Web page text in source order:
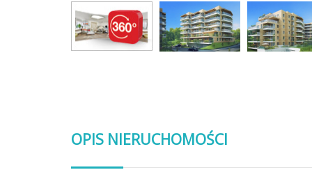
OPIS NIERUCHOMOŚCI